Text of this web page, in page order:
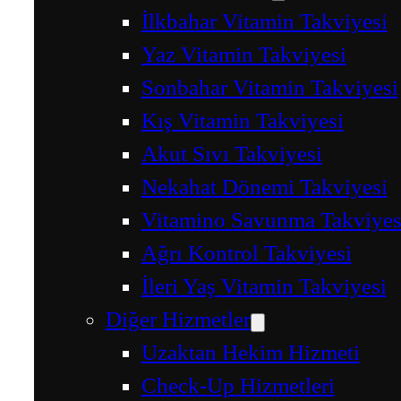
İlkbahar Vitamin Takviyesi
Yaz Vitamin Takviyesi
Sonbahar Vitamin Takviyesi
Kış Vitamin Takviyesi
Akut Sıvı Takviyesi
Nekahat Dönemi Takviyesi
Vitamino Savunma
Ağrı Kontrol Takviyesi
İleri Yaş Vitamin Takviyesi
Diğer Hizmetler
Uzaktan Hekim Hizmeti
Check-Up Hizmetleri